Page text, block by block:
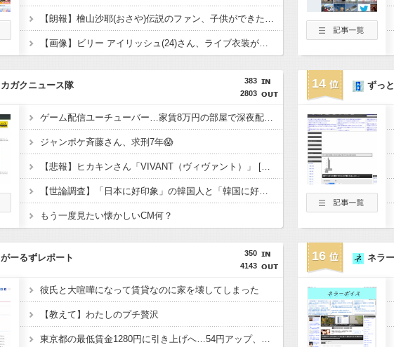
【朗報】檜山沙耶(おさや)伝説のファン、子供ができたおさやへの正直な気持ちを語るｗ
【画像】ビリー アイリッシュ(24)さん、ライブ衣装が〇ンスジくっきり過ぎて炎上ｗ
383
2803
カガクニュース隊
ゲーム配信ユーチューバー…家賃8万円の部屋で深夜配信→管理会社から厳重注意されてお気持ち表明
ジャンポケ斉藤さん、求刑7年😱
【悲報】ヒカキンさん「VIVANT（ヴィヴァント）」 [143211586]
【世論調査】「日本に好印象」の韓国人と「韓国に好印象」の日本人の割合に大差がついてしまうｗｗｗｗ
もう一度見たい懐かしいCM何？
14 ずっ
350
4143
がーるずレポート
彼氏と大喧嘩になって賃貸なのに家を壊してしまった
【教えて】わたしのプチ贅沢
東京都の最低賃金1280円に引き上げへ…54円アップ、10月1日にも適用
16 ネラ